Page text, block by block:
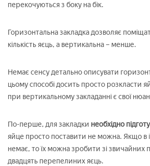
перекочуються з боку на бік.
Горизонтальна закладка дозволяє
кількість яєць, а вертикальна – менше.
Немає сенсу детально описувати
цьому способі досить просто розкласти
при вертикальному закладанні є свої
По-перше, для закладки необхідно
яйце просто поставити не можна. Якщо в
немає, то їх можна зробити зі звичайних
двадцять перепелиних яєць.